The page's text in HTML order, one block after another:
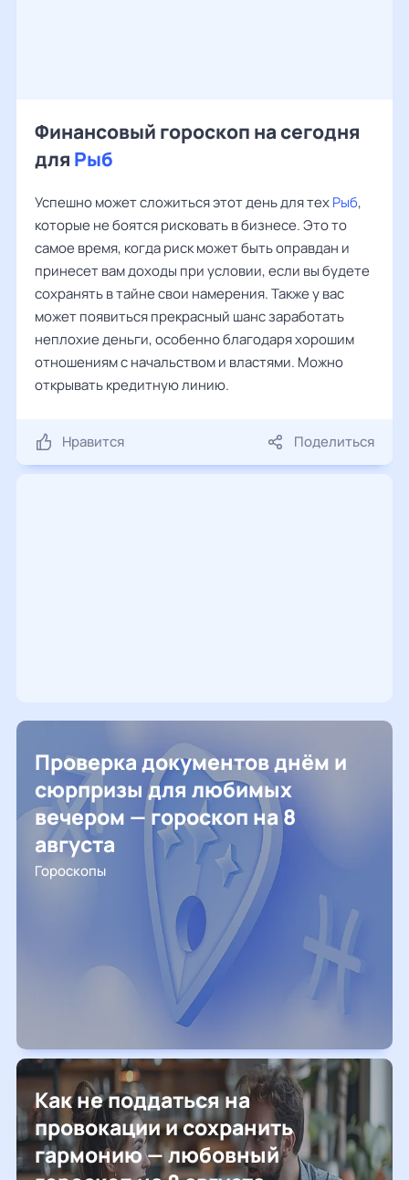
Финансовый гороскоп на сегодня
для Рыб
Успешно может сложиться этот день для техРыб,
которые не боятся рисковать в бизнесе. Это то
самое время, когда риск может быть оправдан и
принесет вам доходы при условии, если вы будете
сохранять в тайне свои намерения. Также у вас
может появиться прекрасный шанс заработать
неплохие деньги, особенно благодаря хорошим
отношениям с начальством и властями. Можно
открывать кредитную линию.
Нравится Поделиться
Проверка документов днём и
сюрпризы для любимых
вечером — гороскоп на 8
августа
Гороскопы
Как не поддаться на
провокации и сохранить
гармонию — любовный